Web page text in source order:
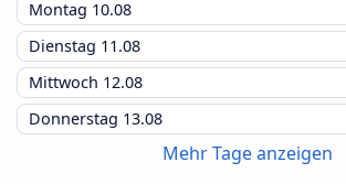
Montag 10.08
Dienstag 11.08
Mittwoch 12.08
Donnerstag 13.08
Mehr Tage anzeigen